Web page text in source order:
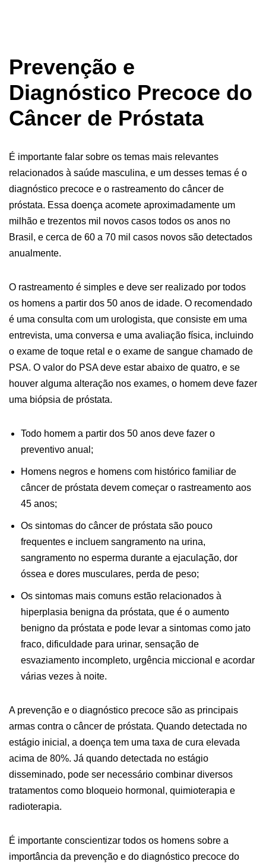
Prevenção e
Diagnóstico Precoce do
Câncer de Próstata
É importante falar sobre os temas mais relevantes
relacionados à saúde masculina, e um desses temas é o
diagnóstico precoce e o rastreamento do câncer de
próstata. Essa doença acomete aproximadamente um
milhão e trezentos mil novos casos todos os anos no
Brasil, e cerca de 60 a 70 mil casos novos são detectados
anualmente.
O rastreamento é simples e deve ser realizado por todos
os homens a partir dos 50 anos de idade. O recomendado
é uma consulta com um urologista, que consiste em uma
entrevista, uma conversa e uma avaliação física, incluindo
o exame de toque retal e o exame de sangue chamado de
PSA. O valor do PSA deve estar abaixo de quatro, e se
houver alguma alteração nos exames, o homem deve fazer
uma biópsia de próstata.
Todo homem a partir dos 50 anos deve fazer o
preventivo anual;
Homens negros e homens com histórico familiar de
câncer de próstata devem começar o rastreamento aos
45 anos;
Os sintomas do câncer de próstata são pouco
frequentes e incluem sangramento na urina,
sangramento no esperma durante a ejaculação, dor
óssea e dores musculares, perda de peso;
Os sintomas mais comuns estão relacionados à
hiperplasia benigna da próstata, que é o aumento
benigno da próstata e pode levar a sintomas como jato
fraco, dificuldade para urinar, sensação de
esvaziamento incompleto, urgência miccional e acordar
várias vezes à noite.
A prevenção e o diagnóstico precoce são as principais
armas contra o câncer de próstata. Quando detectada no
estágio inicial, a doença tem uma taxa de cura elevada
acima de 80%. Já quando detectada no estágio
disseminado, pode ser necessário combinar diversos
tratamentos como bloqueio hormonal, quimioterapia e
radioterapia.
É importante conscientizar todos os homens sobre a
importância da prevenção e do diagnóstico precoce do